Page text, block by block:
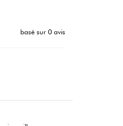
basé sur 0 avis